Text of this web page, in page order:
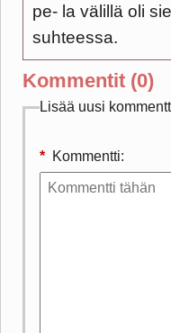
pe- la välillä oli
suhteessa.
Kommentit (0)
Lisää uusi
* Kommentti: